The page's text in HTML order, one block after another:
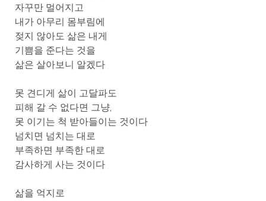
자꾸만 멀어지고
내가 아무리 몸부림에
젖지 않아도 삶은 내게
기쁨을 준다는 것을
삶은 살아보니 알겠다
못 견디게 삶이 고달파도
피해 갈 수 없다면 그냥,
못 이기는 척 받아들이는 것이다
넘치면 넘치는 대로
부족하면 부족한 대로
감사하게 사는 것이다
삶을 억지로